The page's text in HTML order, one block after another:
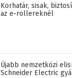
Korhatár, sisak,
az e-rollereknél
Újabb nemzetközi
Schneider Electric